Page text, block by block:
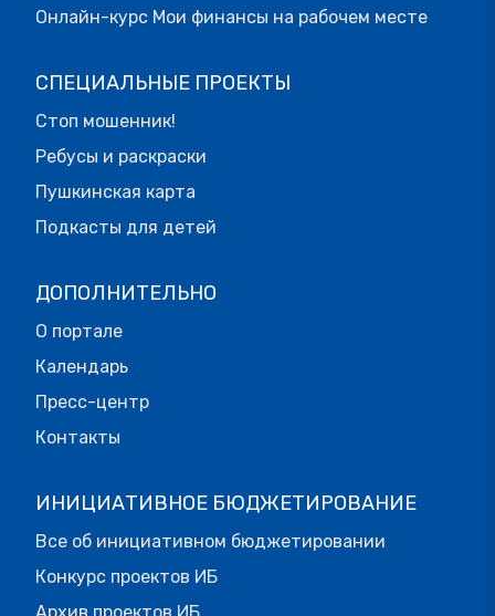
Онлайн-курс Мои финансы на рабочем месте
СПЕЦИАЛЬНЫЕ ПРОЕКТЫ
Стоп мошенник!
Ребусы и раскраски
Пушкинская карта
Подкасты для детей
ДОПОЛНИТЕЛЬНО
О портале
Календарь
Пресс-центр
Контакты
ИНИЦИАТИВНОЕ БЮДЖЕТИРОВАНИЕ
Все об инициативном бюджетировании
Конкурс проектов ИБ